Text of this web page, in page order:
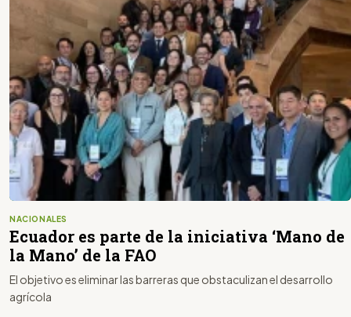
NACIONALES
Ecuador es parte de la iniciativa ‘Mano de
la Mano’ de la FAO
El objetivo es eliminar las barreras que obstaculizan el desarrollo
agrícola